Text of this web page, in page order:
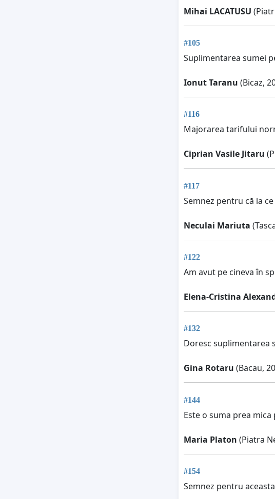
Mihai LACATUSU
#105
Suplimentarea sumei
Ionut Taranu (Bicaz,
#116
Majorarea tarifului
Ciprian Vasile Jitaru
#117
Semnez pentru că la
Neculai Mariuta
#122
Am avut pe cineva în
Elena-Cristina
#132
Doresc suplimentarea
Gina Rotaru (Bacau,
#144
Este o suma prea
Maria Platon (Piatra
#154
Semnez pentru